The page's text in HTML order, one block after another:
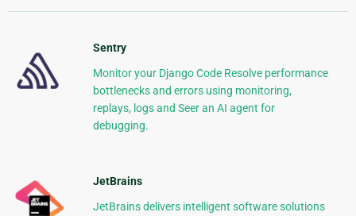
Sentry
Monitor your Django Code Resolve performance
bottlenecks and errors using monitoring,
replays, logs and Seer an AI agent for
debugging.
JetBrains
JetBrains delivers intelligent software solutions